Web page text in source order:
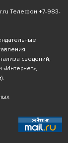
Телефон +7-983-
сведений,